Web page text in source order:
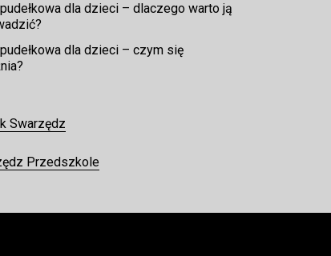
dla dzieci – dlaczego warto ją
dla dzieci – czym się
Swarzędz
Przedszkole